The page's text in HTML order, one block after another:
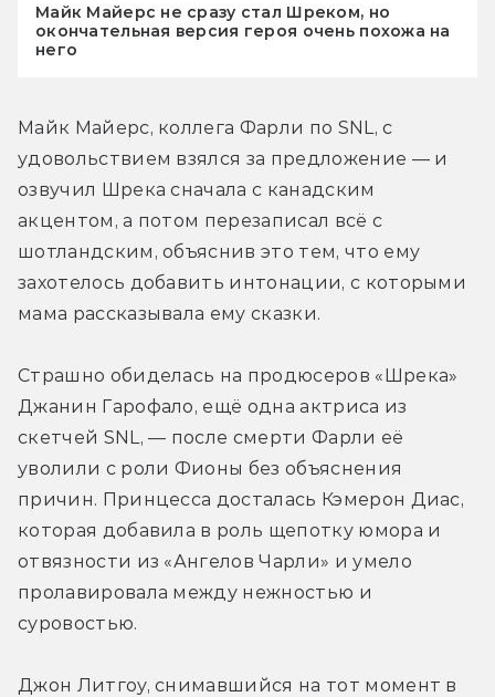
Майк Майерс не сразу стал Шреком, но
окончательная версия героя очень похожа на
него
Майк Майерс, коллега Фарли по SNL, с
удовольствием взялся за предложение — и
озвучил Шрека сначала с канадским
акцентом, а потом перезаписал всё с
шотландским, объяснив это тем, что ему
захотелось добавить интонации, с которыми
мама рассказывала ему сказки.
Страшно обиделась на продюсеров «Шрека»
Джанин Гарофало, ещё одна актриса из
скетчей SNL, — после смерти Фарли её
уволили с роли Фионы без объяснения
причин. Принцесса досталась Кэмерон Диас,
которая добавила в роль щепотку юмора и
отвязности из «Ангелов Чарли» и умело
пролавировала между нежностью и
суровостью.
Джон Литгоу, снимавшийся на тот момент в